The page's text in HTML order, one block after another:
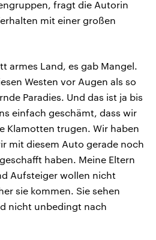
fragt die Autorin
mit einer großen
armes Land, es gab Mangel.
Westen vor Augen als so
Paradies. Und das ist ja bis
einfach geschämt, dass wir
Klamotten trugen. Wir haben
mit diesem Auto gerade noch
haben. Meine Eltern
Aufsteiger wollen nicht
sie kommen. Sie sehen
nicht unbedingt nach